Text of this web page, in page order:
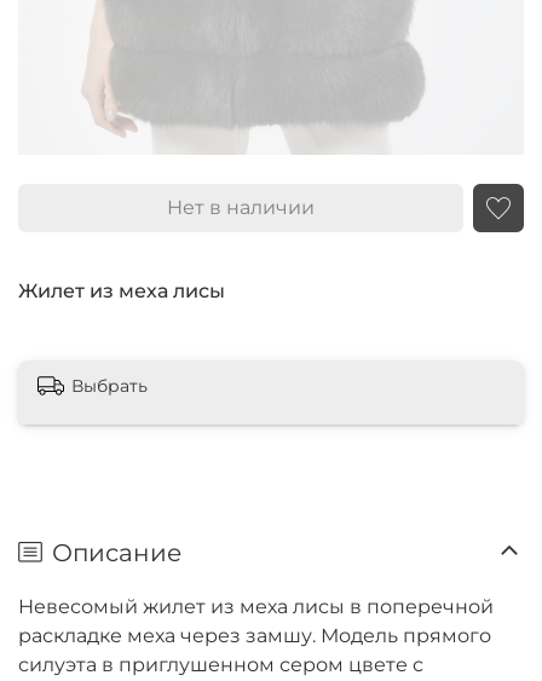
Жилет из меха лисы
Нет в наличии
Выбрать
Описание
Невесомый жилет из меха лисы в поперечной
раскладке меха через замшу. Модель прямого
силуэта в приглушенном сером цвете с